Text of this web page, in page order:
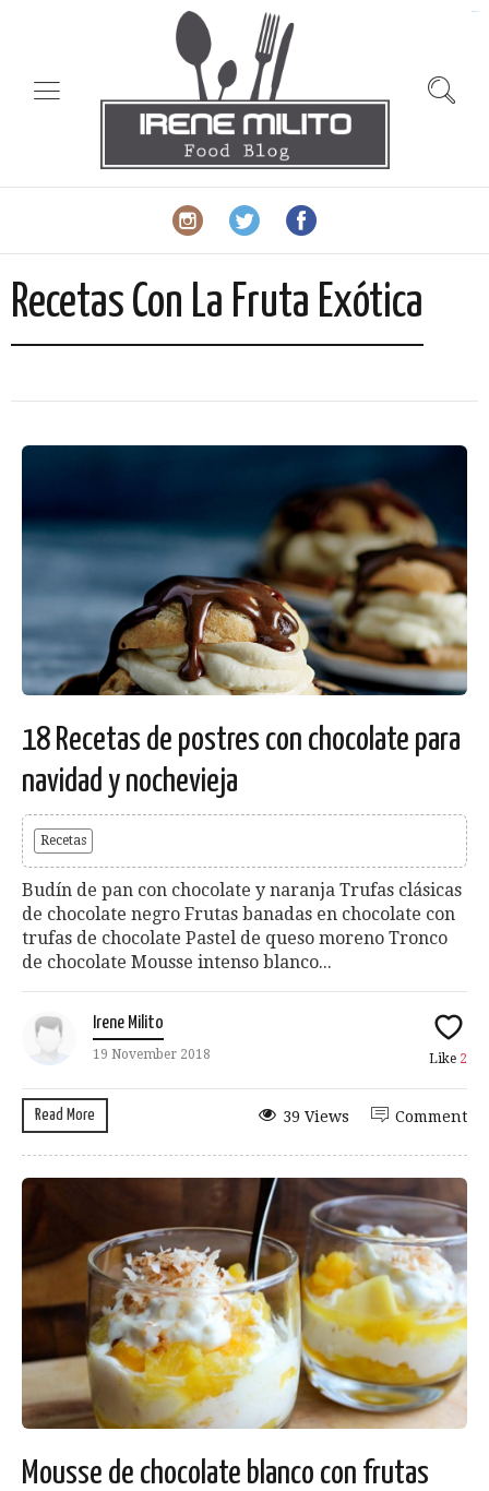
Recetas Con La Fruta Exótica
18 Recetas de postres con chocolate para
navidad y nochevieja
Recetas
Budín de pan con chocolate y naranja Trufas clásicas
de chocolate negro Frutas banadas en chocolate con
trufas de chocolate Pastel de queso moreno Tronco
de chocolate Mousse intenso blanco...
Irene Milito
19 November 2018 Like 2
Read More Comment
39 Views
Mousse de chocolate blanco con frutas